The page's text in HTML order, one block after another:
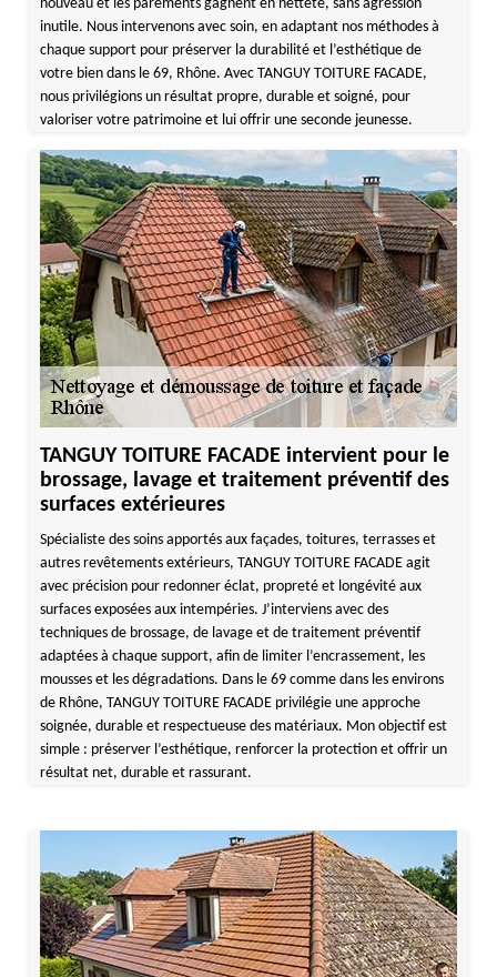
nouveau et les parements gagnent en netteté, sans agression
inutile. Nous intervenons avec soin, en adaptant nos méthodes à
chaque support pour préserver la durabilité et l’esthétique de
votre bien dans le 69, Rhône. Avec TANGUY TOITURE FACADE,
nous privilégions un résultat propre, durable et soigné, pour
valoriser votre patrimoine et lui offrir une seconde jeunesse.
TANGUY TOITURE FACADE intervient pour le
brossage, lavage et traitement préventif des
surfaces extérieures
Spécialiste des soins apportés aux façades, toitures, terrasses et
autres revêtements extérieurs, TANGUY TOITURE FACADE agit
avec précision pour redonner éclat, propreté et longévité aux
surfaces exposées aux intempéries. J’interviens avec des
techniques de brossage, de lavage et de traitement préventif
adaptées à chaque support, afin de limiter l’encrassement, les
mousses et les dégradations. Dans le 69 comme dans les environs
de Rhône, TANGUY TOITURE FACADE privilégie une approche
soignée, durable et respectueuse des matériaux. Mon objectif est
simple : préserver l’esthétique, renforcer la protection et offrir un
résultat net, durable et rassurant.